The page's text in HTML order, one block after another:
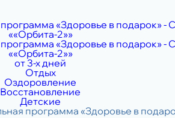
от 3-х дней
Отдых
Оздоровление
Восстановление
Детские